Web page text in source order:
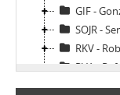
GIF -
SOJR -
RKV -
RVA -
AMP -